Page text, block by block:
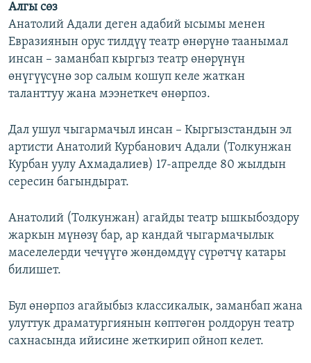
Алгы сөз
Анатолий Адали деген адабий ысымы менен
Евразиянын орус тилдүү театр өнөрүнө таанымал
инсан – заманбап кыргыз театр өнөрүнүн
өнүгүүсүнө зор салым кошуп келе жаткан
таланттуу жана мээнеткеч өнөрпоз.
Дал ушул чыгармачыл инсан – Кыргызстандын эл
артисти Анатолий Курбанович Адали (Толкунжан
Курбан уулу Ахмадалиев) 17-апрелде 80 жылдын
сересин багындырат.
Анатолий (Толкунжан) агайды театр ышкыбоздору
жаркын мүнөзү бар, ар кандай чыгармачылык
маселелерди чечүүгө жөндөмдүү сүрөтчү катары
билишет.
Бул өнөрпоз агайыбыз классикалык, заманбап жана
улуттук драматургиянын көптөгөн ролдорун театр
сахнасында ийисине жеткирип ойноп келет.